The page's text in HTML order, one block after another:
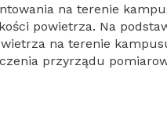
na terenie
powietrza. Na
na terenie
przyrządu